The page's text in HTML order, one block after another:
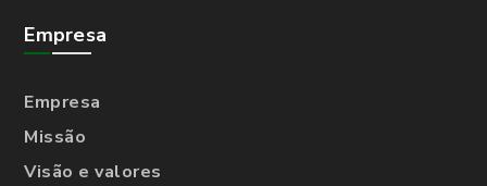
Empresa
Empresa
Missão
Visão e valores